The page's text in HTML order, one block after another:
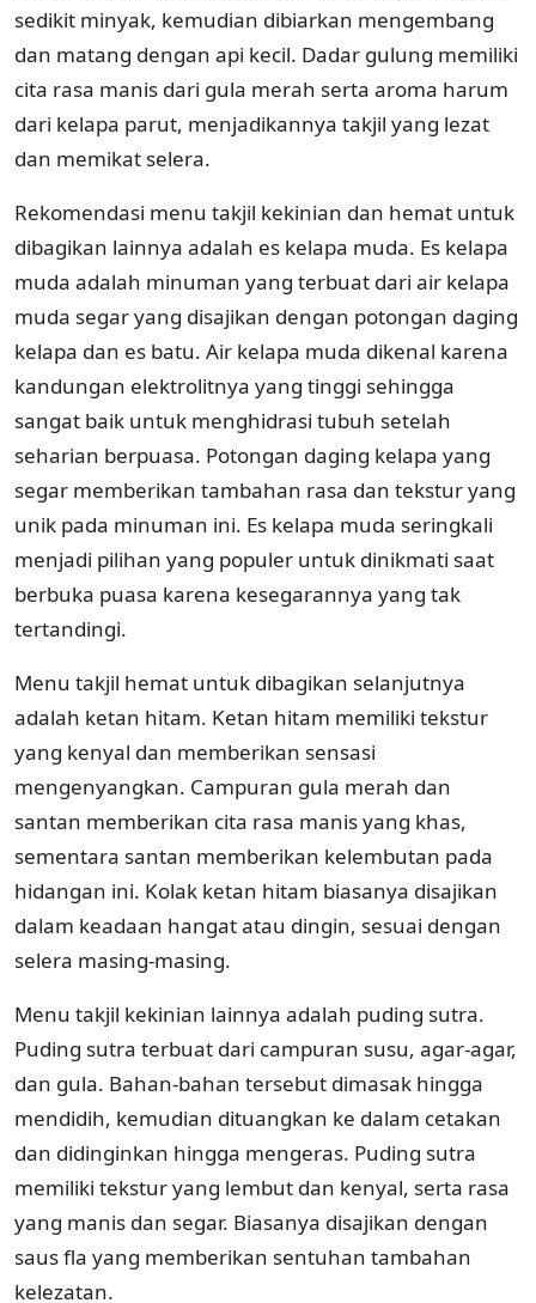
sedikit minyak, kemudian dibiarkan mengembang
dan matang dengan api kecil. Dadar gulung memiliki
cita rasa manis dari gula merah serta aroma harum
dari kelapa parut, menjadikannya takjil yang lezat
dan memikat selera.
Rekomendasi menu takjil kekinian dan hemat untuk
dibagikan lainnya adalah es kelapa muda. Es kelapa
muda adalah minuman yang terbuat dari air kelapa
muda segar yang disajikan dengan potongan daging
kelapa dan es batu. Air kelapa muda dikenal karena
kandungan elektrolitnya yang tinggi sehingga
sangat baik untuk menghidrasi tubuh setelah
seharian berpuasa. Potongan daging kelapa yang
segar memberikan tambahan rasa dan tekstur yang
unik pada minuman ini. Es kelapa muda seringkali
menjadi pilihan yang populer untuk dinikmati saat
berbuka puasa karena kesegarannya yang tak
tertandingi.
Menu takjil hemat untuk dibagikan selanjutnya
adalah ketan hitam. Ketan hitam memiliki tekstur
yang kenyal dan memberikan sensasi
mengenyangkan. Campuran gula merah dan
santan memberikan cita rasa manis yang khas,
sementara santan memberikan kelembutan pada
hidangan ini. Kolak ketan hitam biasanya disajikan
dalam keadaan hangat atau dingin, sesuai dengan
selera masing-masing.
Menu takjil kekinian lainnya adalah puding sutra.
Puding sutra terbuat dari campuran susu, agar-agar,
dan gula. Bahan-bahan tersebut dimasak hingga
mendidih, kemudian dituangkan ke dalam cetakan
dan didinginkan hingga mengeras. Puding sutra
memiliki tekstur yang lembut dan kenyal, serta rasa
yang manis dan segar. Biasanya disajikan dengan
saus fla yang memberikan sentuhan tambahan
kelezatan.